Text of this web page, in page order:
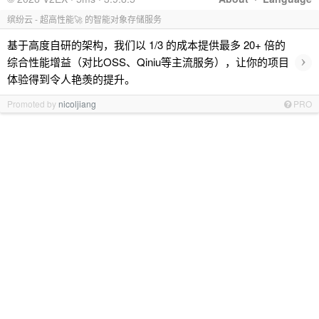
缤纷云 - 超高性能🚀 的智能对象存储服务
基于高度自研的架构，我们以 1/3 的成本提供最多 20+ 倍的
综合性能增益（对比OSS、Qiniu等主流服务），让你的项目
体验得到令人艳羡的提升。
›
Promoted by nicoljiang PRO